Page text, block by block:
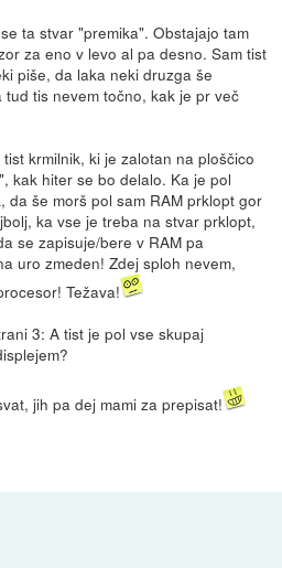
ta stvar "premika". Obstajajo tam
za eno v levo al pa desno. Sam tist
piše, da laka neki druzga še
tis nevem točno, kak je pr več
krmilnik, ki je zalotan na ploščico
kak hiter se bo delalo. Ka je pol
da še morš pol sam RAM prklopt gor
ka vse je treba na stvar prklopt,
se zapisuje/bere v RAM pa
uro zmeden! Zdej sploh nevem,
Težava!
3: A tist je pol vse skupaj
jih pa dej mami za prepisat!